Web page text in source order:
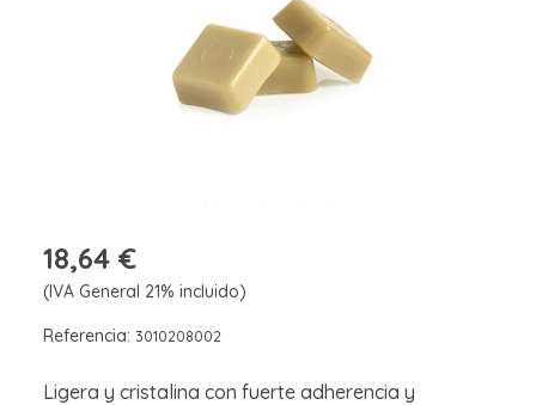
18,64 €
(IVA General 21% incluido)
Referencia: 3010208002
Ligera y cristalina con fuerte adherencia y